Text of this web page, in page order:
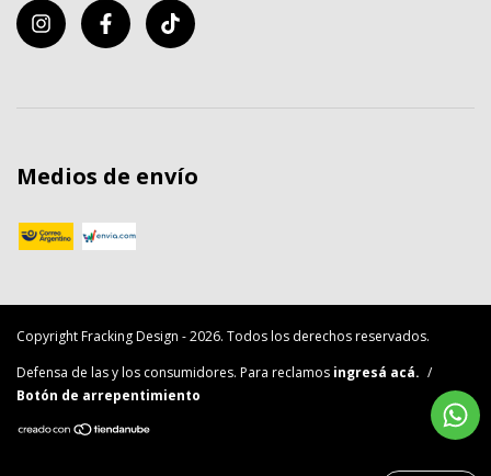
Medios de envío
Copyright Fracking Design - 2026. Todos los derechos reservados.
Defensa de las y los consumidores. Para reclamos ingresá acá. /
Botón de arrepentimiento